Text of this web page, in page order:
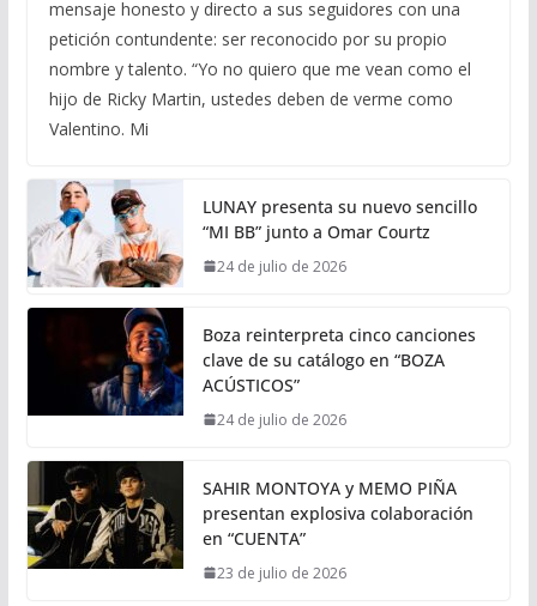
mensaje honesto y directo a sus seguidores con una
petición contundente: ser reconocido por su propio
nombre y talento. “Yo no quiero que me vean como el
hijo de Ricky Martin, ustedes deben de verme como
Valentino. Mi
LUNAY presenta su nuevo sencillo
“MI BB” junto a Omar Courtz
24 de julio de 2026
Boza reinterpreta cinco canciones
clave de su catálogo en “BOZA
ACÚSTICOS”
24 de julio de 2026
SAHIR MONTOYA y MEMO PIÑA
presentan explosiva colaboración
en “CUENTA”
23 de julio de 2026